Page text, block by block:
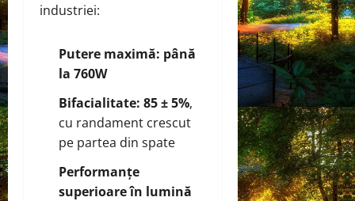
industriei:
Putere maximă: până
la 760W
Bifacialitate: 85 ± 5%,
cu randament crescut
pe partea din spate
Performanțe
superioare în lumină